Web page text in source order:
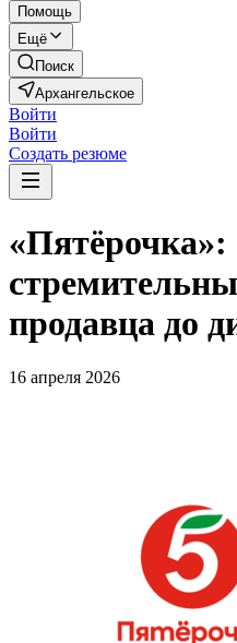
Помощь
Ещё
Поиск
Архангельское
Войти
Войти
Создать резюме
«Пятёрочка»:
продавца до
16 апреля 2026